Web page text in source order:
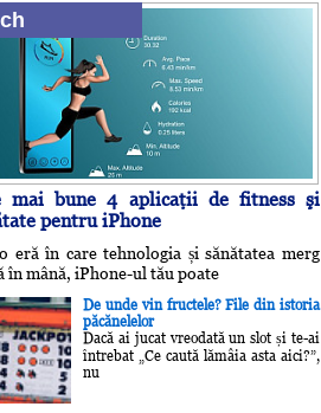
mai bune 4 aplicaţii de fitness şi
pentru iPhone
eră în care tehnologia și sănătatea merg
în mână, iPhone-ul tău poate
De unde vin fructele? File din istoria
păcănelelor
Dacă ai jucat vreodată un slot și te-ai
întrebat „Ce caută lămâia asta aici?”,
nu